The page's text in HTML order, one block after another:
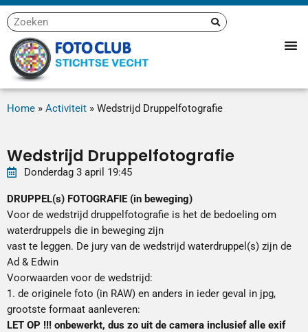
Home » Activiteit » Wedstrijd Druppelfotografie
Wedstrijd Druppelfotografie
Donderdag 3 april 19:45
DRUPPEL(s) FOTOGRAFIE (in beweging)
Voor de wedstrijd druppelfotografie is het de bedoeling om
waterdruppels die in beweging zijn
vast te leggen. De jury van de wedstrijd waterdruppel(s) zijn de
Ad & Edwin
Voorwaarden voor de wedstrijd:
1. de originele foto (in RAW) en anders in ieder geval in jpg,
grootste formaat aanleveren:
LET OP !!! onbewerkt, dus zo uit de camera inclusief alle exif